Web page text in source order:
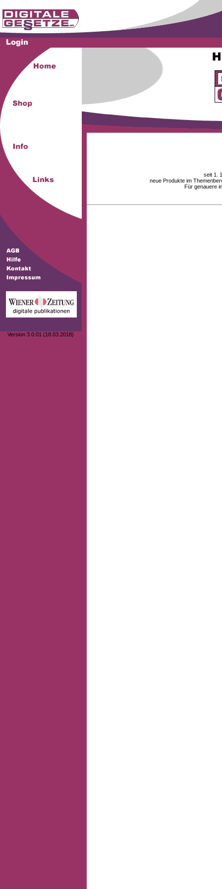
Version 3.0.01 (18.03.2018)
seit 1.
neue Produkte im
Für genauere